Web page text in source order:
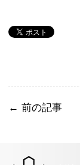
← 前の記事